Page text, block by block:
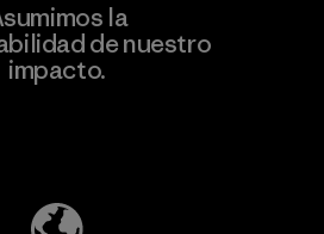
la
de nuestro
impacto.